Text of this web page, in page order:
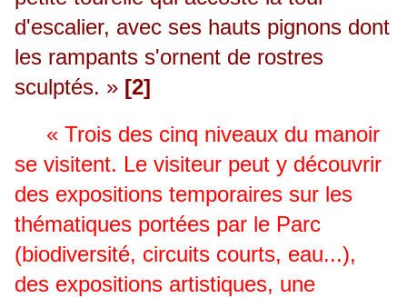
d'escalier, avec ses hauts pignons dont
les rampants s'ornent de rostres
sculptés. » [2]
« Trois des cinq niveaux du manoir
se visitent. Le visiteur peut y découvrir
des expositions temporaires sur les
thématiques portées par le Parc
(biodiversité, circuits courts, eau...),
des expositions artistiques, une